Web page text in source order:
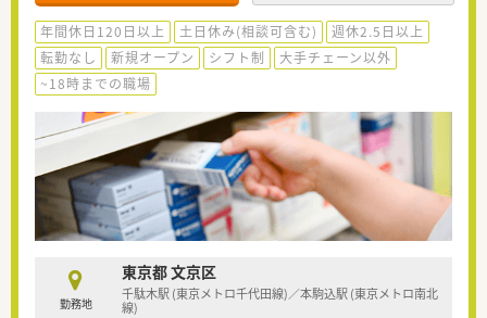
年間休日120日以上 土日休み(相談可含む)
週休2.5日以上
転勤なし
新規オープン シフト制
大手チェーン以外
~18時までの職場
勤務地
東京都 文京区
千駄木駅 (東京メトロ千代田線)／本駒込駅 (東京メトロ南北
線)